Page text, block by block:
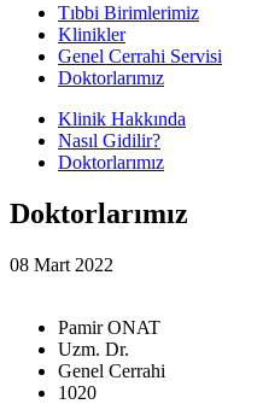
Tıbbi Birimlerimiz
Klinikler
Genel Cerrahi Servisi
Doktorlarımız
Klinik Hakkında
Nasıl Gidilir?
Doktorlarımız
Doktorlarımız
08 Mart 2022
Pamir ONAT
Uzm. Dr.
Genel Cerrahi
1020